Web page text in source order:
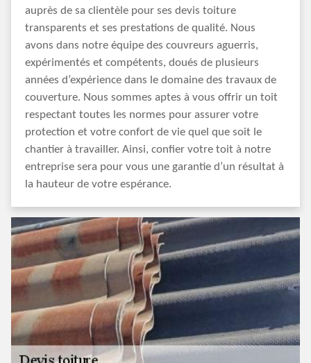
auprès de sa clientèle pour ses devis toiture
transparents et ses prestations de qualité. Nous
avons dans notre équipe des couvreurs aguerris,
expérimentés et compétents, doués de plusieurs
années d’expérience dans le domaine des travaux de
couverture. Nous sommes aptes à vous offrir un toit
respectant toutes les normes pour assurer votre
protection et votre confort de vie quel que soit le
chantier à travailler. Ainsi, confier votre toit à notre
entreprise sera pour vous une garantie d’un résultat à
la hauteur de votre espérance.